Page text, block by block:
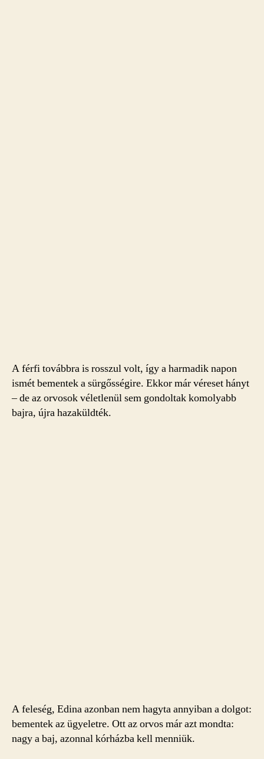
A férfi továbbra is rosszul volt, így a harmadik napon
ismét bementek a sürgősségire. Ekkor már véreset hányt
– de az orvosok véletlenül sem gondoltak komolyabb
bajra, újra hazaküldték.
A feleség, Edina azonban nem hagyta annyiban a dolgot:
bementek az ügyeletre. Ott az orvos már azt mondta:
nagy a baj, azonnal kórházba kell menniük.